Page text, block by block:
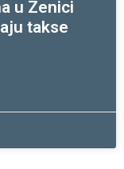
u Zenici
takse